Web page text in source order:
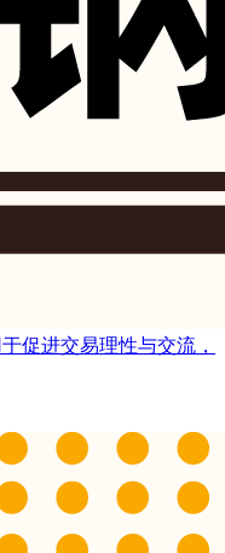
促进交易理性与交流，